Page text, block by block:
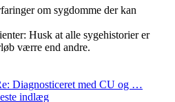
om sygdomme der kan
Husk at alle sygehistorier er
værre end andre.
Diagnosticeret med CU og …
indlæg